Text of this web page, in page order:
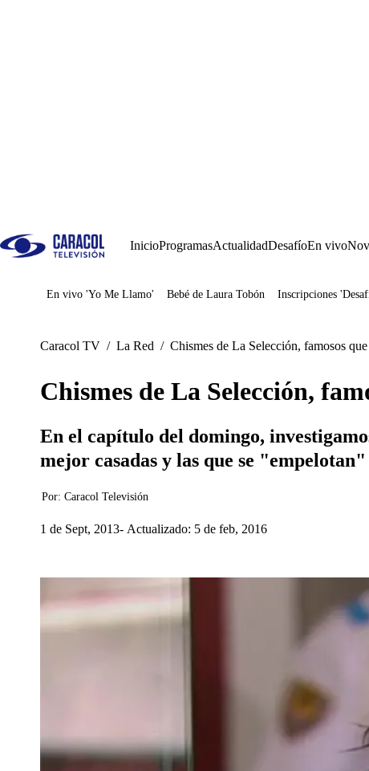
InicioProgramasActualidadDesafíoEn vivo
Juegos
En vivo 'Yo Me Llamo' Bebé de Laura Tobón Inscripciones
Caracol TV / La Red / Chismes de La Selección, famosos
Chismes de La Selección,
En el capítulo del domingo,
mejor casadas y las que se "empelotan"
Por: Caracol Televisión
1 de Sept, 2013 Actualizado: 5 de feb, 2016